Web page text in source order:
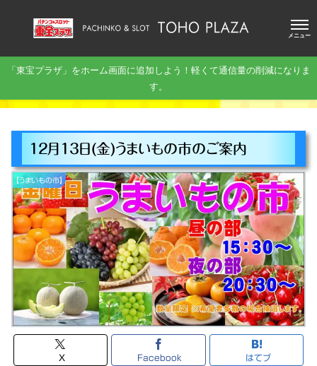
メニュー
「東宝プラザ」をホーム画面に追加しよう！軽くて通信量の削減になりま
す。
１２月１３日(金)うまいもの市のご案内
【うまいもの市】
X Facebook はてブ